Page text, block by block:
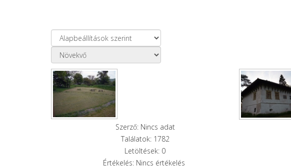
Szerző: Nincs adat
Találatok: 1782
Letöltések: 0
Értékelés: Nincs értékelés